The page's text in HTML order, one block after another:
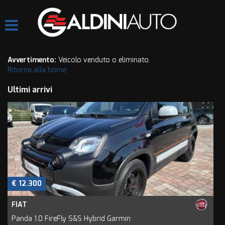
LISTA VEICOLI
QUOTAZIONE USATO
ASSISTENZA
CONTATTI
Avvertimento: Veicolo venduto o eliminato.
Ritorna alla home
Ultimi arrivi
€ 12.300
FIAT
Panda 1.0 FireFly S&S Hybrid Garmin
Le
tue
preferenze
consenso
seguente
ti
consente
di
esprimere
le
tue
preferenze
di
consenso
alle
tecnologie
di